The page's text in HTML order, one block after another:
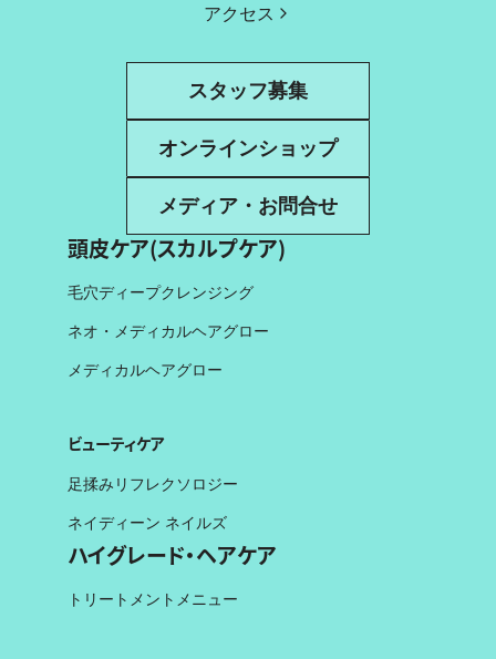
アクセス
スタッフ募集
オンラインショップ
メディア・お問合せ
頭皮ケア(スカルプケア)
毛穴ディープクレンジング
ネオ・メディカルヘアグロー
メディカルヘアグロー
ビューティケア
足揉みリフレクソロジー
ネイディーン ネイルズ
ハイグレード・ヘアケア
トリートメントメニュー